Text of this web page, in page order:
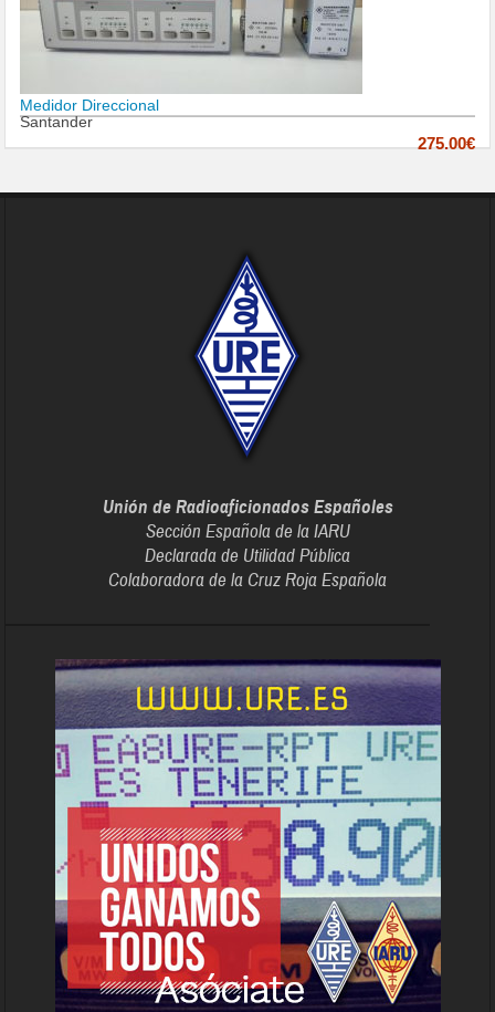
Medidor Direccional
Santander
275.00€
Unión de Radioaficionados Españoles
Sección Española de la IARU
Declarada de Utilidad Pública
Colaboradora de la Cruz Roja Española